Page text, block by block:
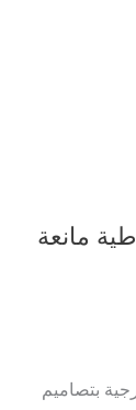
مانعة
بتصاميم